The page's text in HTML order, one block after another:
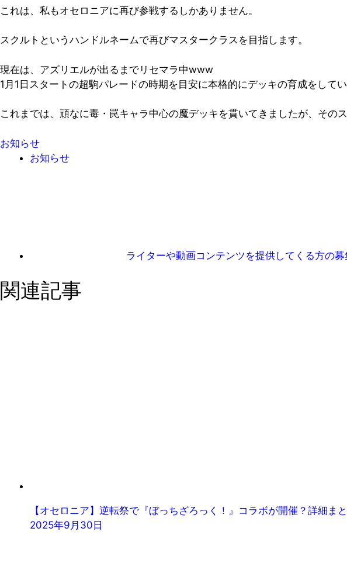
これは、私もオセロニアに再び参戦するしかありません。
スクルトというハンドルネームで再びマスタークラスを目指します。
現在は、アズリエルが出るまでリセマラ中www
1月1日スタートの超駒パレードの時期を目安に本格的にデッキの育成をしてい
これまでは、頑なに毒・罠キャラ中心の魔デッキを貫いてきましたが、そ
お知らせ
お知らせ
ライターや動画コンテンツを提供してくる方の
関連記事
【オセロニア】逆転祭で『ぼっちざろっく！』コラボが開催？詳細まと
2025年9月30日